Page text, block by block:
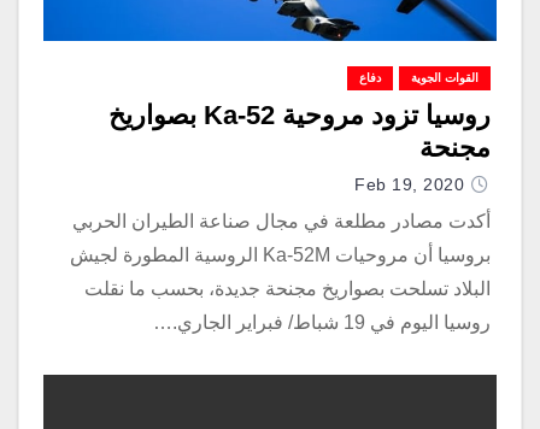
القوات الجوية دفاع
روسيا تزود مروحية Ka-52 بصواريخ
مجنحة
Feb 19, 2020
أكدت مصادر مطلعة في مجال صناعة الطيران الحربي
بروسيا أن مروحيات Ka-52M الروسية المطورة لجيش
البلاد تسلحت بصواريخ مجنحة جديدة، بحسب ما نقلت
روسيا اليوم في 19 شباط/ فبراير الجاري.…